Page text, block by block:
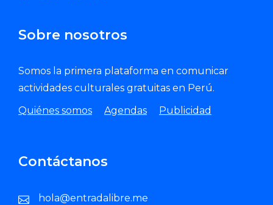
Sobre nosotros
Somos la primera plataforma en comunicar
actividades culturales gratuitas en Perú.
Quiénes somos
Agendas Publicidad
Contáctanos
hola@entradalibre.me